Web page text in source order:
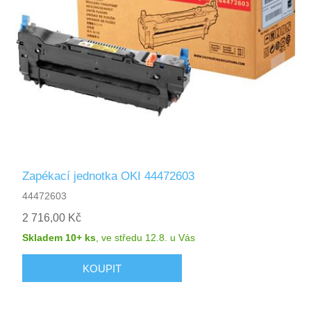
Zapékací jednotka OKI 44472603
44472603
2 716,00 Kč
Skladem 10+ ks,ve středu 12.8. u Vás